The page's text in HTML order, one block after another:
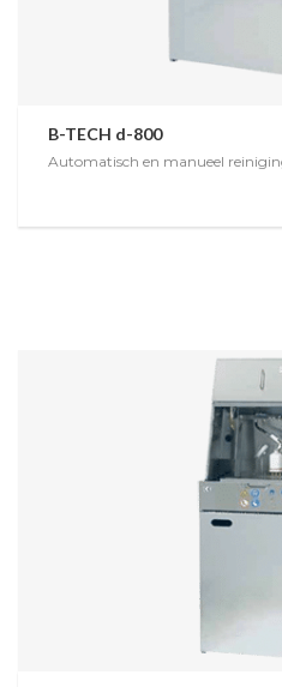
B-TECH d-800
Automatisch en manueel